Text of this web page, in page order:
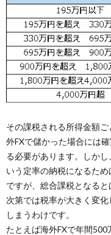
その課税される所得金額
外FXで儲かった場合には
る必要があります。しか
いう定率の納税になるた
ですが、総合課税となる
次第では税率が大きく変
しまうわけです。
たとえば海外FXで年間